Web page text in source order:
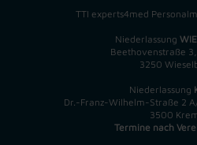
TTI experts4med
Niederlassung
Beethovenstraße
3250
Niederlassung
Dr.-Franz-Wilhelm-Straße 2
3500
Termine nach